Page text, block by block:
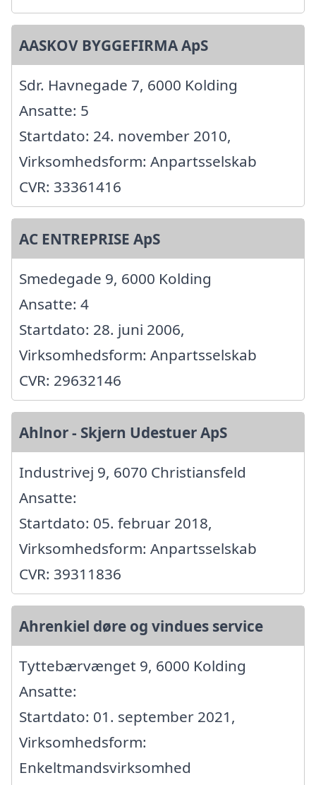
AASKOV BYGGEFIRMA ApS
Sdr. Havnegade 7, 6000 Kolding
Ansatte: 5
Startdato: 24. november 2010,
Virksomhedsform: Anpartsselskab
CVR: 33361416
AC ENTREPRISE ApS
Smedegade 9, 6000 Kolding
Ansatte: 4
Startdato: 28. juni 2006,
Virksomhedsform: Anpartsselskab
CVR: 29632146
Ahlnor - Skjern Udestuer ApS
Industrivej 9, 6070 Christiansfeld
Ansatte:
Startdato: 05. februar 2018,
Virksomhedsform: Anpartsselskab
CVR: 39311836
Ahrenkiel døre og vindues service
Tyttebærvænget 9, 6000 Kolding
Ansatte:
Startdato: 01. september 2021,
Virksomhedsform:
Enkeltmandsvirksomhed